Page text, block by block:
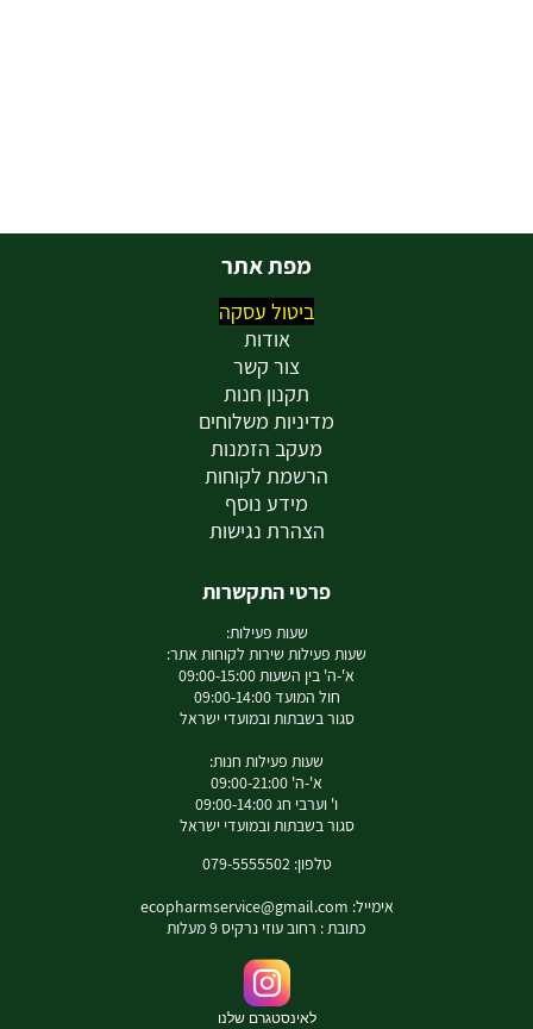
מפת אתר
ביטול עסקה
אודות
צור קשר
תקנון חנות
מדיניות משלוחים
מעקב הזמנות
הרשמת לקוחות
מידע נוסף
הצהרת נגישות
פרטי התקשרות
שעות פעילות:
שעות פעילות שירות לקוחות אתר:
א'-ה' בין השעות 09:00-15:00
חול המועד 09:00-14:00
סגור בשבתות ובמועדי ישראל
שעות פעילות חנות:
א'-ה' 09:00-21:00
ו' וערבי חג 09:00-14:00
סגור בשבתות ובמועדי ישראל
טלפון: 079-5555502
אימייל: ecopharmservice@gmail.com
כתובת : רחוב עוזי נרקיס 9 מעלות
לאינסטגרם שלנו